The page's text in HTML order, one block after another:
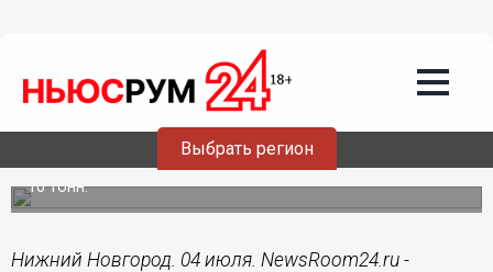
Выбрать регион
04.07.201814:26
Движение большегрузов запретят на
Мызинском мосту из-за пробок
Ограничения касаются фур грузоподъемностью свыше
10 тонн.
Нижний Новгород. 04 июля. NewsRoom24.ru -